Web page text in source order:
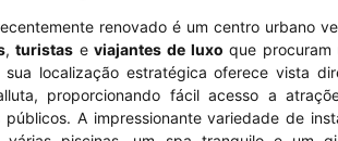
renovado é um centro urbano
,turistas eviajantes de luxo que procuram
sua localização estratégica oferece vista
proporcionando fácil acesso a
públicos. A impressionante variedade de